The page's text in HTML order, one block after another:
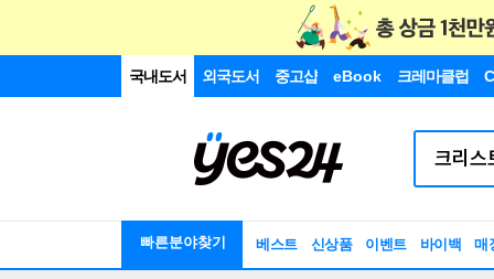
국내도서 외국도서 중고샵 eBook 크레마클럽
빠른분야찾기 베스트 신상품 이벤트 바이백 매